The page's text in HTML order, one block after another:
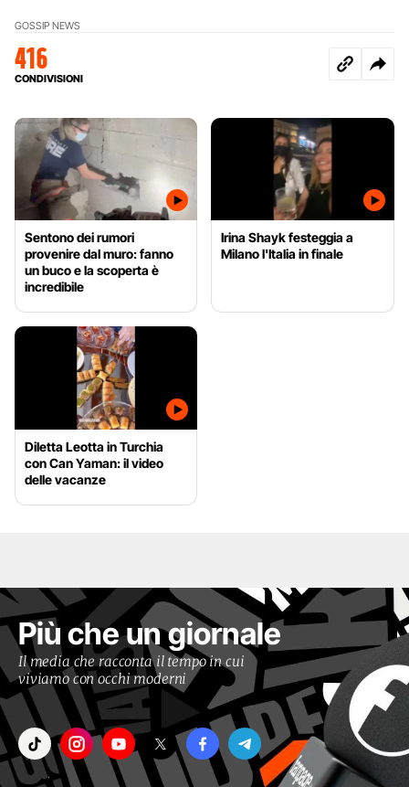
GOSSIP NEWS
416
CONDIVISIONI
Sentono dei rumori
provenire dal muro: fanno
un buco e la scoperta è
incredibile
Irina Shayk festeggia a
Milano l'Italia in finale
Diletta Leotta in Turchia
con Can Yaman: il video
delle vacanze
Più che un giornale
Il media che racconta il tempo in cui
viviamo con occhi moderni